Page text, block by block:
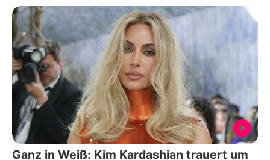
Ganz in Weiß: Kim Kardashian trauert um